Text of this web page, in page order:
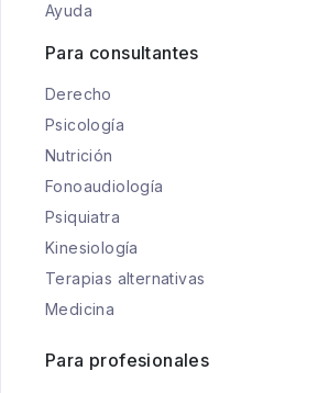
Ayuda
Para consultantes
Derecho
Psicología
Nutrición
Fonoaudiología
Psiquiatra
Kinesiología
Terapias alternativas
Medicina
Para profesionales